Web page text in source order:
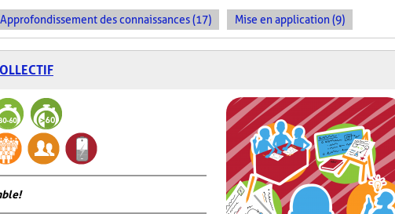
Approfondissement des connaissances (17) Mise en application (9)